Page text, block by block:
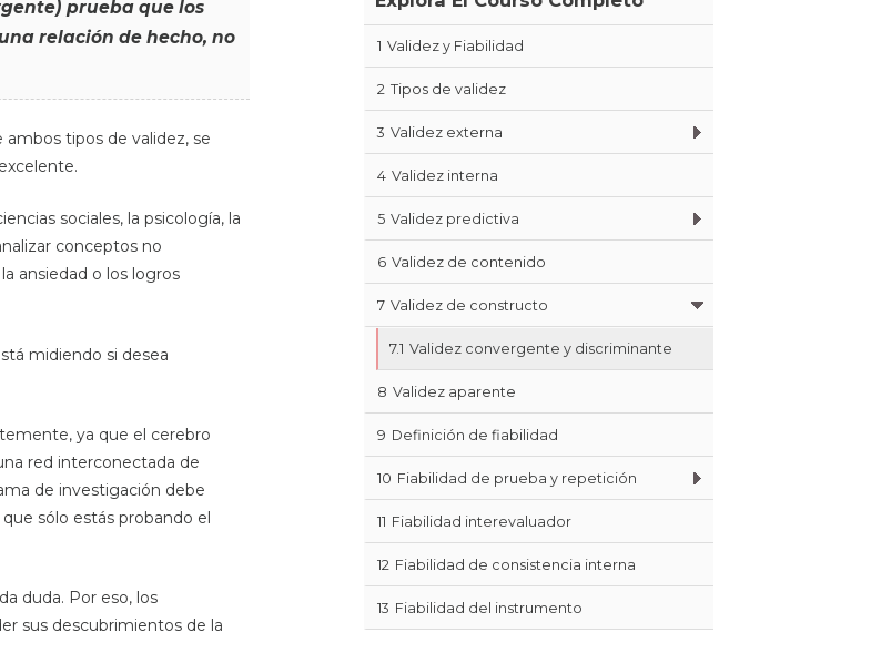
prueba que los
relación de hecho, no
tipos de validez, se
sociales, la psicología, la
conceptos no
ansiedad o los logros
midiendo si desea
ya que el cerebro
red interconectada de
de investigación debe
sólo estás probando el
duda. Por eso, los
sus descubrimientos de la
1 Validez y Fiabilidad
2 Tipos de validez
3 Validez externa
4 Validez interna
5 Validez predictiva
6 Validez de contenido
7 Validez de constructo
7.1 Validez convergente y discriminante
8 Validez aparente
9 Definición de fiabilidad
10 Fiabilidad de prueba y repetición
11 Fiabilidad interevaluador
12 Fiabilidad de consistencia interna
13 Fiabilidad del instrumento